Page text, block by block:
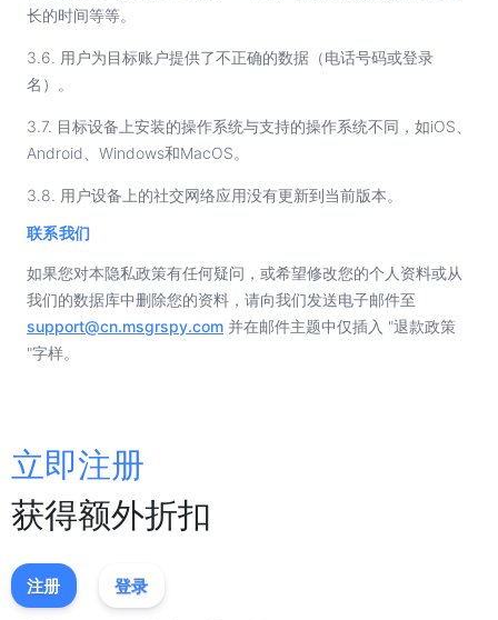
长的时间等等。
3.6. 用户为目标账户提供了不正确的数据（电话号码或登录
名）。
3.7. 目标设备上安装的操作系统与支持的操作系统不同，如iOS、
Android、Windows和MacOS。
3.8. 用户设备上的社交网络应用没有更新到当前版本。
联系我们
如果您对本隐私政策有任何疑问，或希望修改您的个人资料或从
我们的数据库中删除您的资料，请向我们发送电子邮件至
support@cn.msgrspy.com 并在邮件主题中仅插入 "退款政策
"字样。
立即注册
获得额外折扣
注册 登录